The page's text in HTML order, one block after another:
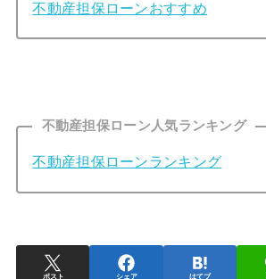
不動産担保ローンおすすめ
不動産担保ローン人気ランキング
不動産担保ローンランキング
ポスト シェア はてブ